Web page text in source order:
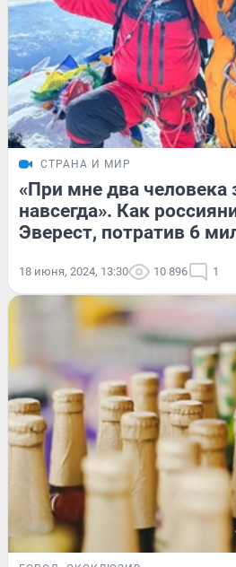
СТРАНА И МИР
«При мне два человека
навсегда». Как
Эверест, потратив 6
18 июня, 2024, 13:30 10 896 1